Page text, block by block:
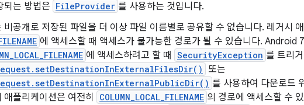
되는 방법은 FileProvider 를 사용하는 것입니다.
비공개로 저장된 파일을 더 이상 파일 이름별로 공유할 수 없습니다. 레거시 애
에 액세스할 때 액세스가 불가능한 경로가 될 수 있습니다. Android
에 액세스하려고 할 때 SecurityException 를 트리
또는
를 사용하여 다운로드
플리케이션은 여전히
COLUMN_LOCAL_FILENAME 의 경로에 액세스할 수 있